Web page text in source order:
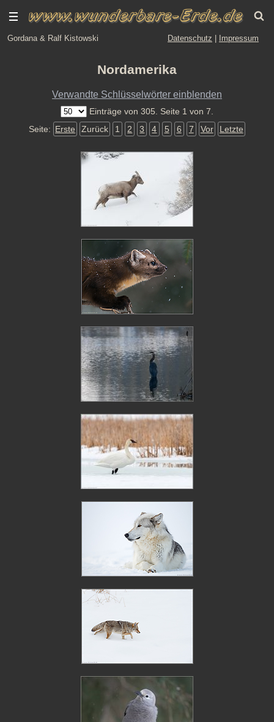
Gordana & Ralf Kistowski Datenschutz Impressum
Nordamerika
Verwandte Schlüsselwörter einblenden
Einträge von 305. Seite 1 von 7.
Seite: Erste Zurück 1 2 3 4 5 6 7 Vor Letzte